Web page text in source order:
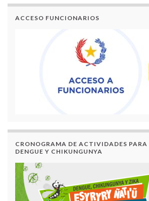
ACCESO FUNCIONARIOS
CRONOGRAMA DE ACTIVIDADES
DENGUE Y CHIKUNGUNYA